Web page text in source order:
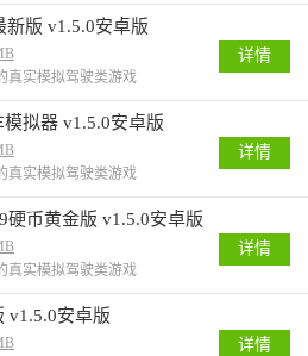
新版 v1.5.0安卓版
真实模拟驾驶类游戏
详情
拟器 v1.5.0安卓版
真实模拟驾驶类游戏
详情
硬币黄金版 v1.5.0安卓版
真实模拟驾驶类游戏
详情
v1.5.0安卓版
详情